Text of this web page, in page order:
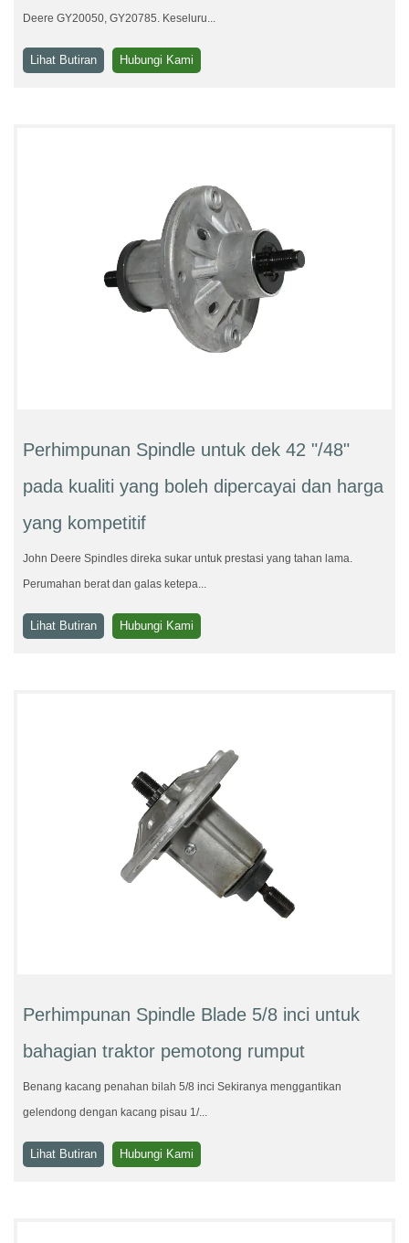
Deere GY20050, GY20785. Keseluru...
Lihat Butiran Hubungi Kami
Perhimpunan Spindle untuk dek 42 "/48"
pada kualiti yang boleh dipercayai dan harga
yang kompetitif
John Deere Spindles direka sukar untuk prestasi yang tahan lama.
Perumahan berat dan galas ketepa...
Lihat Butiran Hubungi Kami
Perhimpunan Spindle Blade 5/8 inci untuk
bahagian traktor pemotong rumput
Benang kacang penahan bilah 5/8 inci Sekiranya menggantikan
gelendong dengan kacang pisau 1/...
Lihat Butiran Hubungi Kami